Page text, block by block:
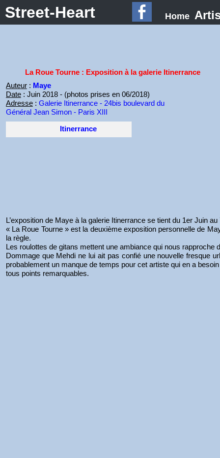
Street-Heart Home
La Roue Tourne : Exposition à la galerie Itinerrance
Auteur: Maye
Date: Juin 2018 - (photos prises en 06/2018)
Adresse: Galerie Itinerrance - 24bis boulevard du
Général Jean Simon - Paris XIII
Itinerrance
L’exposition de Maye à la galerie Itinerrance se tient du 1er Juin
« La Roue Tourne » est la deuxième exposition personnelle de
la règle.
Les roulottes de gitans mettent une ambiance qui nous
Dommage que Mehdi ne lui ait pas confié une nouvelle fresque
probablement un manque de temps pour cet artiste qui en a
tous points remarquables.